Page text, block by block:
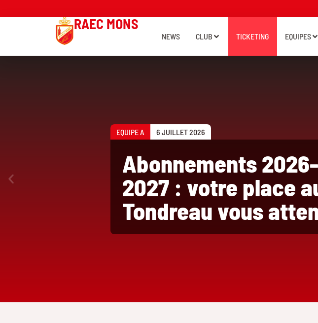
RAEC MONS
NEWS CLUB TICKETING EQUIPES
EQUIPE A 6 JUILLET 2026
Abonnements 2026-
2027 : votre place
Tondreau vous